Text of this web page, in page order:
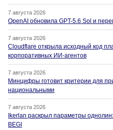
7 августа 2026
OpenAI обновила GPT-5.6 Sol и
7 августа 2026
Cloudflare открыла исходный код
корпоративных ИИ-агентов
7 августа 2026
Минцифры готовит критерии для
национальными
7 августа 2026
Ikerlan раскрыл параметры
BEGI